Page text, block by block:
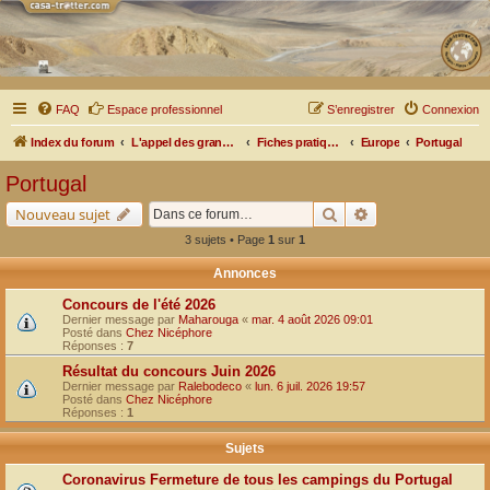
FAQ Espace professionnel Connexion
S’enregistrer
Index du forum L'appel des grands espaces Fiches pratiques par pays, pistes et bivouacs Europe Portugal
Portugal
Nouveau sujet Rechercher
3 sujets • Page 1 sur 1
Annonces
Concours de l'été 2026
Dernier message par Maharouga « mar. 4 août 2026 09:01
Posté dans Chez Nicéphore
Réponses : 7
Résultat du concours Juin 2026
Dernier message par Ralebodeco « lun. 6 juil. 2026 19:57
Posté dans Chez Nicéphore
Réponses : 1
Sujets
Coronavirus Fermeture de tous les campings du Portugal